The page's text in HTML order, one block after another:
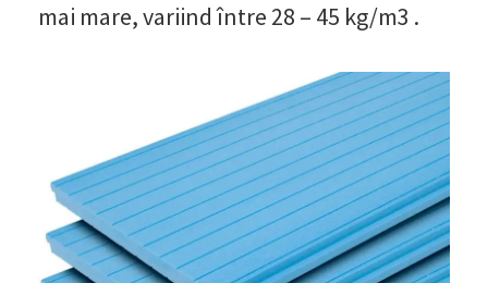
mai mare, variind între 28 – 45 kg/m3 .